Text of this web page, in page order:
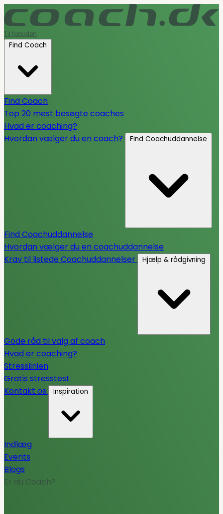
Til forsiden
Find Coach
Find Coach
Top 20 mest besøgte coaches
Hvad er coaching?
Hvordan vælger du en coach?
Find Coachuddannelse
Find Coachuddannelse
Hvordan vælger du en coachuddannelse
Krav til listede Coachuddannelser
Hjælp & rådgivning
Gode råd til valg af coach
Hvad er coaching?
Stresslinien
Gratis stresstest
Kontakt os
Inspiration
Indlæg
Events
Blogs
Er du Coach?